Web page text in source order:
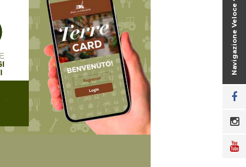
Navigazione Veloce